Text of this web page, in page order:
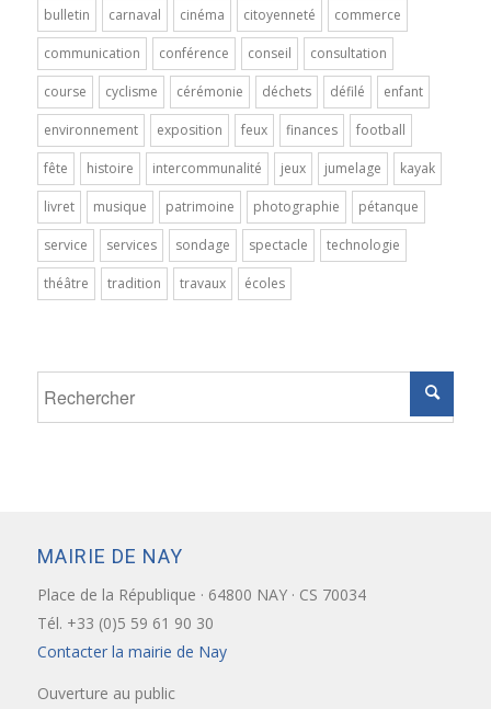
bulletin carnaval cinéma citoyenneté commerce
communication conférence conseil consultation
course cyclisme cérémonie déchets défilé enfant
environnement exposition feux finances football
fête histoire intercommunalité jeux jumelage kayak
livret musique patrimoine photographie pétanque
service services sondage spectacle technologie
théâtre tradition travaux écoles
MAIRIE DE NAY
Place de la République · 64800 NAY · CS 70034
Tél. +33 (0)5 59 61 90 30
Contacter la mairie de Nay
Ouverture au public